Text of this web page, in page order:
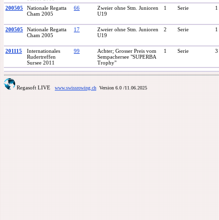
200505
Nationale Regatta
Cham 2005
66
Zweier ohne Stm. Junioren
U19
1 Serie 1
200505
Nationale Regatta
Cham 2005
17
Zweier ohne Stm. Junioren
U19
2 Serie 1
201115
Internationales
Rudertreffen
Sursee 2011
99
Achter; Grosser Preis vom
Sempachersee "SUPERBA
Trophy"
1 Serie 3
Regasoft LIVE www.swissrowing.chVersion 6.0/11.06.2025